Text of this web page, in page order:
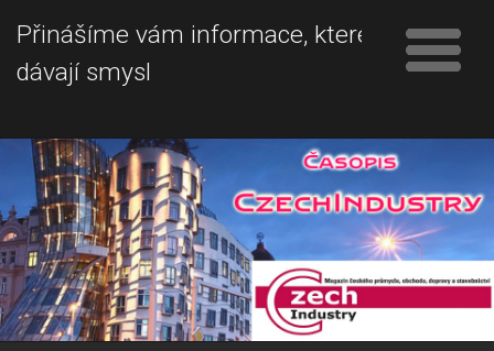
Přinášíme vám informace, které
dávají smysl